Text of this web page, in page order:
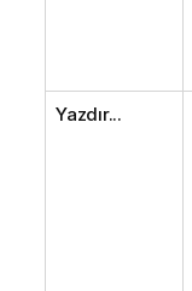
Yazdır...